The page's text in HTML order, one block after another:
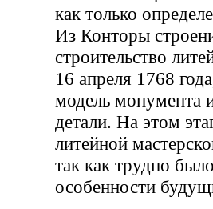
как только
Из Конторы
строительство
16 апреля 1768
модель монумента
детали. На этом
литейной
так как трудно
особенности